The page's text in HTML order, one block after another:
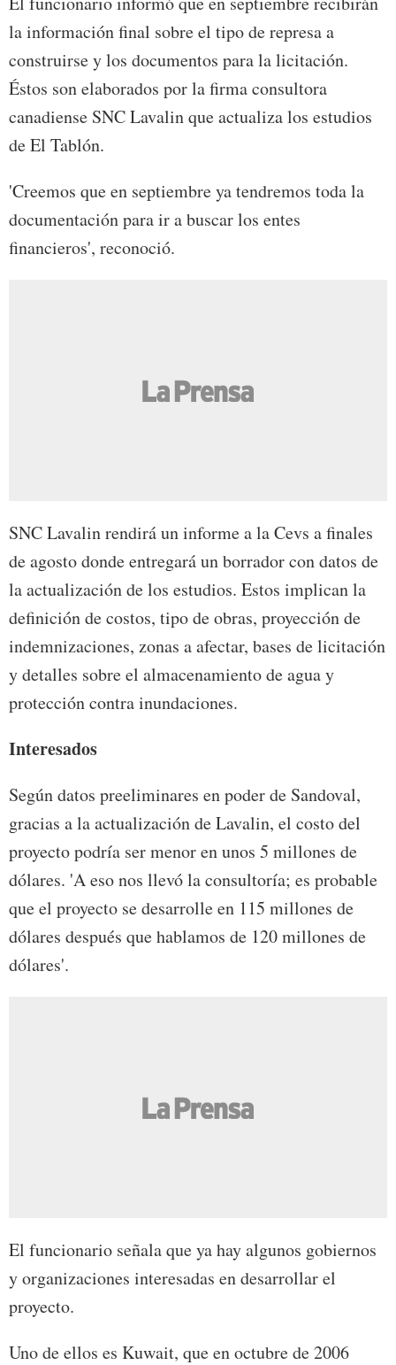
la información final sobre el tipo de represa a
construirse y los documentos para la licitación.
Éstos son elaborados por la firma consultora
canadiense SNC Lavalin que actualiza los estudios
de El Tablón.
'Creemos que en septiembre ya tendremos toda la
documentación para ir a buscar los entes
financieros', reconoció.
SNC Lavalin rendirá un informe a la Cevs a finales
de agosto donde entregará un borrador con datos de
la actualización de los estudios. Estos implican la
definición de costos, tipo de obras, proyección de
indemnizaciones, zonas a afectar, bases de licitación
y detalles sobre el almacenamiento de agua y
protección contra inundaciones.
Interesados
Según datos preeliminares en poder de Sandoval,
gracias a la actualización de Lavalin, el costo del
proyecto podría ser menor en unos 5 millones de
dólares. 'A eso nos llevó la consultoría; es probable
que el proyecto se desarrolle en 115 millones de
dólares después que hablamos de 120 millones de
dólares'.
El funcionario señala que ya hay algunos gobiernos
y organizaciones interesadas en desarrollar el
proyecto.
Uno de ellos es Kuwait, que en octubre de 2006